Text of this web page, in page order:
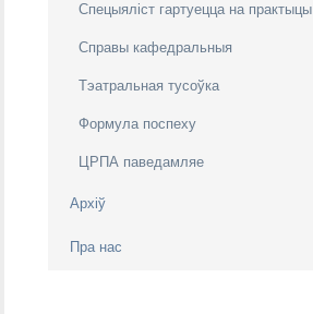
Спецыяліст гартуецца на практыцы
Справы кафедральныя
Тэатральная тусоўка
Формула поспеху
ЦРПА паведамляе
Архiў
Пра нас